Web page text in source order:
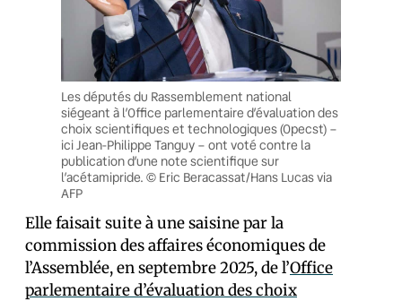
Les députés du Rassemblement national
siégeant à l’Office parlementaire d’évaluation des
choix scientifiques et technologiques (Opecst) –
ici Jean-Philippe Tanguy – ont voté contre la
publication d’une note scientifique sur
l’acétamipride. © Eric Beracassat/Hans Lucas via
AFP
Elle faisait suite à une saisine par la
commission des affaires économiques de
l’Assemblée, en septembre 2025, de l’Office
parlementaire d’évaluation des choix